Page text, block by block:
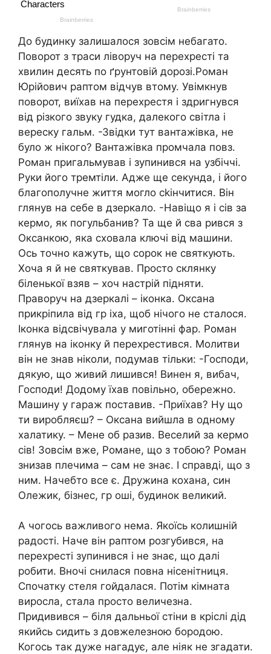
До будинку залишалося зовсім небагато.
Поворот з траси ліворуч на перехресті та
хвилин десять по ґрунтовій дорозі.Роман
Юрійович раптом відчув втому. Увімкнув
поворот, виїхав на перехрестя і здригнувся
від різкого звуку гудка, далекого світла і
вереску гальм. -Звідки тут вантажівка, не
було ж нікого? Вантажівка промчала повз.
Роман пригальмував і зупинився на узбіччі.
Руки його тремтіли. Адже ще секунда, і його
благополучне життя могло сkінчитися. Він
глянув на себе в дзеркало. -Навіщо я і сів за
кермо, як погульбанив? Та ще й сва рився з
Оксанкою, яка сховала ключі від машини.
Ось точно кажуть, що сорок не святкують.
Хоча я й не святкував. Просто склянку
біленької взяв – хоч настрій підняти.
Праворуч на дзеркалі – іконка. Оксана
прикріпила від гр іха, щоб нічого не сталося.
Іконка відсвічувала у миготінні фар. Роман
глянув на іконку й перехрестився. Молитви
він не знав ніколи, подумав тільки: -Господи,
дякую, що живий лишився! Винен я, вибач,
Господи! Додому їхав повільно, обережно.
Машину у гараж поставив. -Приїхав? Ну що
ти виробляєш? – Оксана вийшла в одному
халатику. – Мене об разив. Веселий за кермо
сів! Зовсім вже, Романе, що з тобою? Роман
знизав плечима – сам не знає. І справді, що з
ним. Начебто все є. Дружина кохана, син
Олежик, бізнес, гр оші, будинок великий.
А чогось важливого нема. Якоїсь колишній
радості. Наче він раптом розгубився, на
перехресті зупинився і не знає, що далі
робити. Вночі снилася повна нісенітниця.
Спочатку стеля гойдалася. Потім кімната
виросла, стала просто величезна.
Придивився – біля дальньої стіни в кріслі дід
якийсь сидить з довжелезною бородою.
Когось так дуже нагадує, але ніяк не згадати.